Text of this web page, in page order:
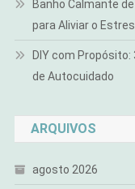
Banho Calmante
para Aliviar o
DIY com
de Autocuidado
ARQUIVOS
agosto 2026